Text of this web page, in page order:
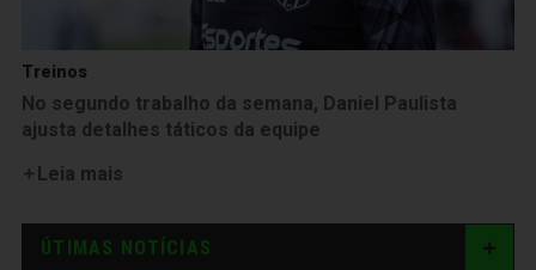
Treinos
No segundo trabalho da semana, Daniel Paulista
ajusta detalhes táticos da equipe
Leia mais
ÚTIMAS NOTÍCIAS